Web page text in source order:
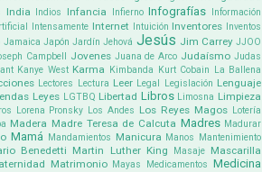
India Indios Infancia Infierno Infografías
Información
Intensamente Internet Intuición Inventores
Inventos
Jamaica Japón Jardín Jehová Jesús Jim Carrey JJOO
Campbell Jovenes Juana de Arco Judaísmo Judas
Kanye West Karma Kimbanda Kurt Cobain
La Ballena
Lectores Lectura Leer Legal Legislación Lenguaje
Leyes LGTBQ Libertad Libros Limosna Limpieza
Lorena Pronsky Los Andes Los Reyes Magos Lotería
Madera Madre Teresa de Calcuta Madres Madurar
Mamá Mandamientos Manicura Manos
Mantenimiento
Benedetti Martin Luther King Masaje Mascarilla
Matrimonio Mayas Medicamentos Medicina